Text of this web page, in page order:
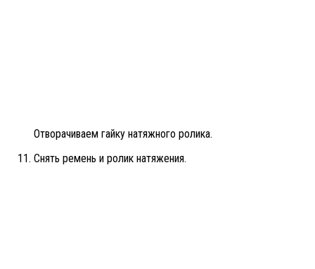
Отворачиваем гайку натяжного ролика.
Снять ремень и ролик натяжения.